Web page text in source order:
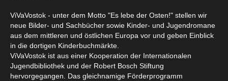
ViVaVostok - unter dem Motto "Es lebe der Osten!" stellen wir
neue Bilder- und Sachbücher sowie Kinder- und Jugendromane
aus dem mittleren und östlichen Europa vor und geben Einblick
in die dortigen Kinderbuchmärkte.
ViVaVostok ist aus einer Kooperation der Internationalen
Jugendbibliothek und der Robert Bosch Stiftung
hervorgegangen. Das gleichnamige Förderprogramm